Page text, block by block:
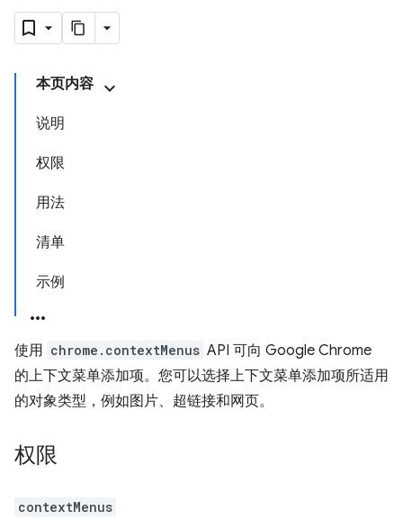
本页内容
说明
权限
用法
清单
示例
使用 chrome.contextMenus API 可向 Google Chrome
的上下文菜单添加项。您可以选择上下文菜单添加项所适用
的对象类型，例如图片、超链接和网页。
权限
contextMenus